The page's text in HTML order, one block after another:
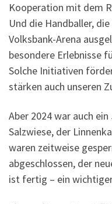
Kooperation mit dem
Und die Handballer,
Volksbank-Arena
besondere Erlebnisse
Solche Initiativen
stärken auch unseren
Aber 2024 war auch
Salzwiese, der
waren zeitweise
abgeschlossen, der
ist fertig – ein